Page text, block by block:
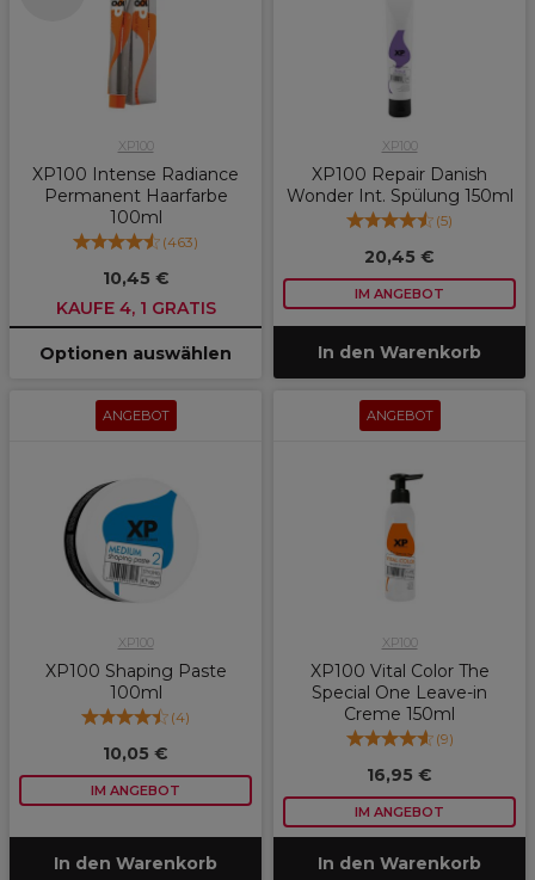
XP100
XP100 Intense Radiance
Permanent Haarfarbe
100ml
(463)
10,45 €
KAUFE 4, 1 GRATIS
Optionen auswählen
XP100
XP100 Repair Danish
Wonder Int. Spülung 150ml
(5)
20,45 €
IM ANGEBOT
In den Warenkorb
ANGEBOT
XP100
XP100 Shaping Paste
100ml
(4)
10,05 €
IM ANGEBOT
In den Warenkorb
ANGEBOT
XP100
XP100 Vital Color The
Special One Leave-in
Creme 150ml
(9)
16,95 €
IM ANGEBOT
In den Warenkorb